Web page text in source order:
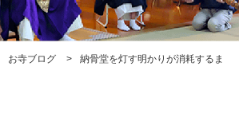
お寺ブログ
納骨堂を灯す明かりが消耗するま